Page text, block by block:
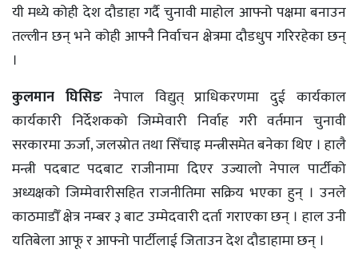
यी मध्ये कोही देश दौडाहा गर्दै चुनावी माहोल आफ्नो पक्षमा बनाउन
तल्लीन छन् भने कोही आफ्नै निर्वाचन क्षेत्रमा दौडधुप गरिरहेका छन्
।
कुलमान घिसिङनेपाल विद्युत् प्राधिकरणमा दुई कार्यकाल
कार्यकारी निर्देशकको जिम्मेवारी निर्वाह गरी वर्तमान चुनावी
सरकारमा ऊर्जा, जलस्रोत तथा सिँचाइ मन्त्रीसमेत बनेका थिए । हालै
मन्त्री पदबाट पदबाट राजीनामा दिएर उज्यालो नेपाल पार्टीको
अध्यक्षको जिम्मेवारीसहित राजनीतिमा सक्रिय भएका हुन् । उनले
काठमाडौँ क्षेत्र नम्बर ३ बाट उम्मेदवारी दर्ता गराएका छन् । हाल उनी
यतिबेला आफू र आफ्नो पार्टीलाई जिताउन देश दौडाहामा छन् ।